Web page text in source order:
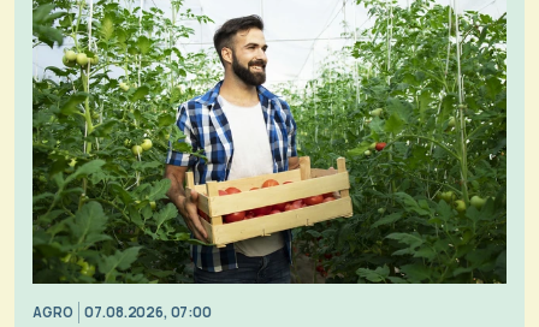
AGRO 07.08.2026, 07:00